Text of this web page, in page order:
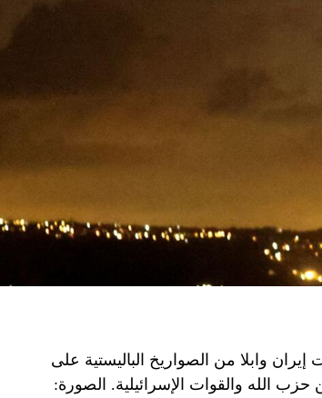
وابلا من الصواريخ الباليستية على
حزب الله والقوات الإسرائيلية. الصورة: